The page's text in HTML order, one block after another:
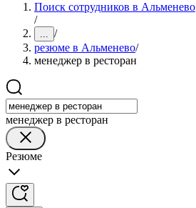
Поиск сотрудников в Альменево
/
... /
резюме в Альменево/
менеджер в ресторан
менеджер в ресторан
Резюме